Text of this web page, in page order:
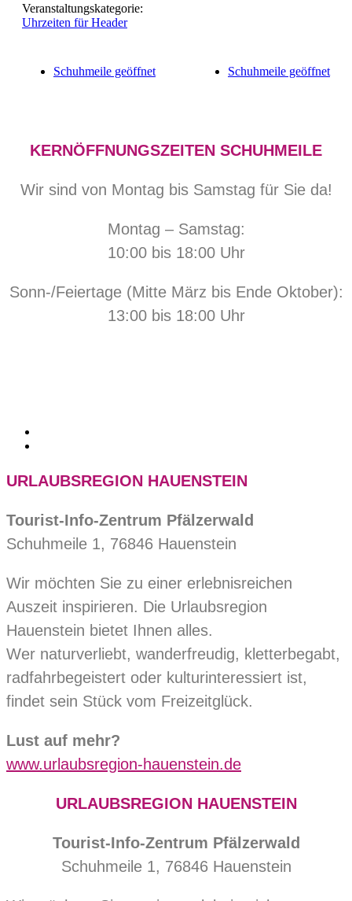
Veranstaltungskategorie:
Uhrzeiten für Header
Schuhmeile geöffnet Schuhmeile geöffnet
KERNÖFFNUNGSZEITEN SCHUHMEILE
Wir sind von Montag bis Samstag für Sie da!
Montag – Samstag:
10:00 bis 18:00 Uhr
Sonn-/Feiertage (Mitte März bis Ende Oktober):
13:00 bis 18:00 Uhr
URLAUBSREGION HAUENSTEIN
Tourist-Info-Zentrum Pfälzerwald
Schuhmeile 1, 76846 Hauenstein
Wir möchten Sie zu einer erlebnisreichen
Auszeit inspirieren. Die Urlaubsregion
Hauenstein bietet Ihnen alles.
Wer naturverliebt, wanderfreudig, kletterbegabt,
radfahrbegeistert oder kulturinteressiert ist,
findet sein Stück vom Freizeitglück.
Lust auf mehr?
www.urlaubsregion-hauenstein.de
URLAUBSREGION HAUENSTEIN
Tourist-Info-Zentrum Pfälzerwald
Schuhmeile 1, 76846 Hauenstein